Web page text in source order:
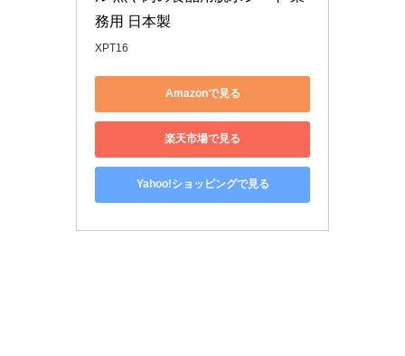
務用 日本製
XPT16
Amazonで見る
楽天市場で見る
Yahoo!ショッピングで見る